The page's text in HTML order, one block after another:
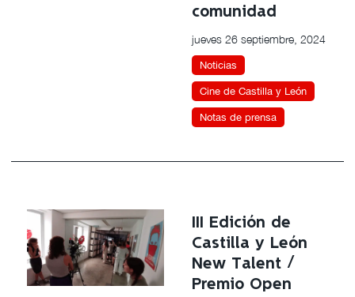
comunidad
jueves 26 septiembre, 2024
Noticias
Cine de Castilla y León
Notas de prensa
III Edición de
Castilla y León
New Talent /
Premio Open